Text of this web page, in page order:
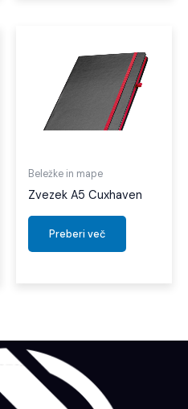
Beležke in mape
Zvezek A5 Cuxhaven
Preberi več